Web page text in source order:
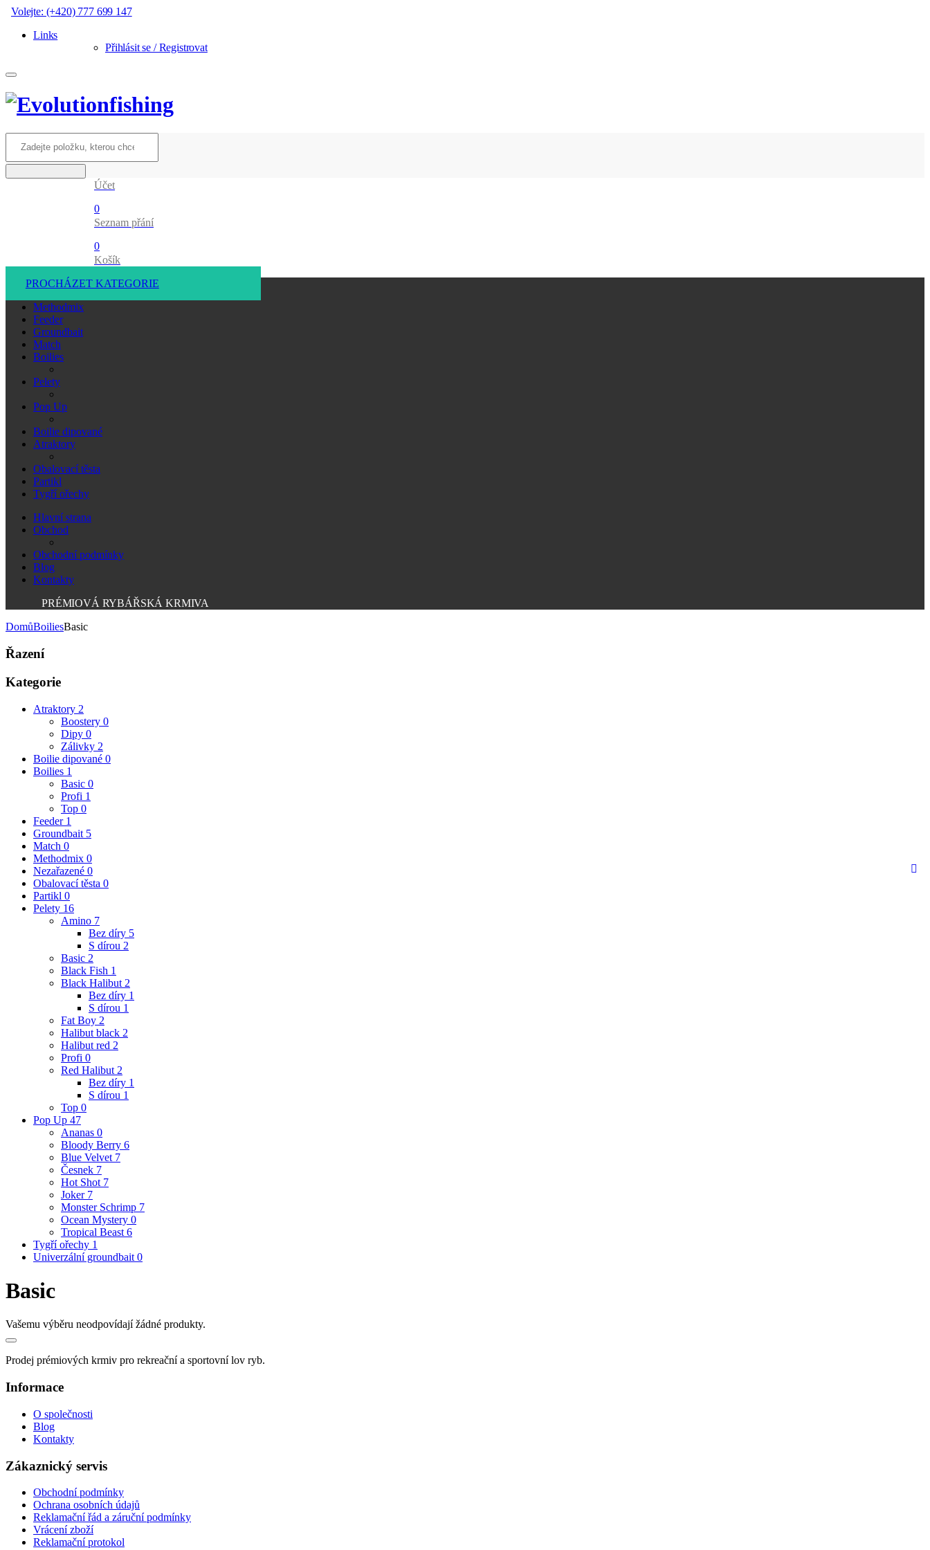
Volejte: (+420) 777 699 147
Links
Přihlásit se / Registrovat
Účet
0
Seznam přání
0
Košík
PROCHÁZET KATEGORIE
Methodmix
Feeder
Groundbait
Match
Boilies
Pelety
Pop Up
Boilie dipované
Atraktory
Obalovací těsta
Partikl
Tygří ořechy
Hlavní strana
Obchod
Obchodní podmínky
Blog
Kontakty
PRÉMIOVÁ RYBÁŘSKÁ KRMIVA
DomůBoiliesBasic
Řazení
Kategorie
Atraktory 2
Boostery 0
Dipy 0
Zálivky 2
Boilie dipované 0
Boilies 1
Basic 0
Profi 1
Top 0
Feeder 1
Groundbait 5
Match 0
Methodmix 0
Nezařazené 0
Obalovací těsta 0
Partikl 0
Pelety 16
Amino 7
Bez díry 5
S dírou 2
Basic 2
Black Fish 1
Black Halibut 2
Bez díry 1
S dírou 1
Fat Boy 2
Halibut black 2
Halibut red 2
Profi 0
Red Halibut 2
Bez díry 1
S dírou 1
Top 0
Pop Up 47
Ananas 0
Bloody Berry 6
Blue Velvet 7
Česnek 7
Hot Shot 7
Joker 7
Monster Schrimp 7
Ocean Mystery 0
Tropical Beast 6
Tygří ořechy 1
Univerzální groundbait 0
Basic
Vašemu výběru neodpovídají žádné produkty.
Prodej prémiových krmiv pro rekreační a sportovní lov ryb.
Informace
O společnosti
Blog
Kontakty
Zákaznický servis
Obchodní podmínky
Ochrana osobních údajů
Reklamační řád a záruční podmínky
Vrácení zboží
Reklamační protokol